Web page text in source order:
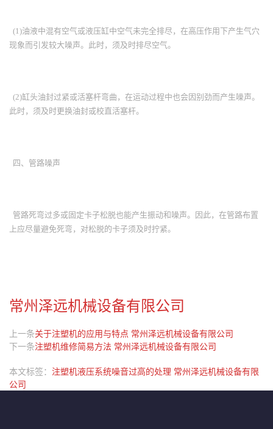
(1)油液中混有空气或液压缸中空气未完全排尽，在高压作用下产生气穴
现象而引发较大噪声。此时，须及时排尽空气。
(2)缸头油封过紧或活塞杆弯曲，在运动过程中也会因别劲而产生噪声。
此时，须及时更换油封或校直活塞杆。
四、管路噪声
管路死弯过多或固定卡子松脱也能产生振动和噪声。因此，在管路布置
上应尽量避免死弯，对松脱的卡子须及时拧紧。
常州泽远机械设备有限公司
上一条关于注塑机的应用与特点 常州泽远机械设备有限公司
下一条注塑机维修简易方法 常州泽远机械设备有限公司
本文标签： 注塑机液压系统噪音过高的处理 常州泽远机械设备有限
公司